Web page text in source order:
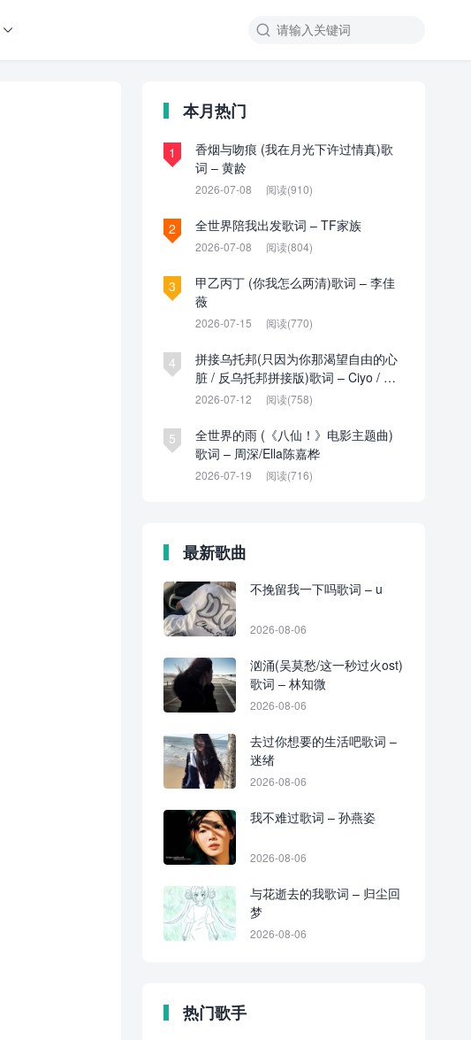

本月热门
1
香烟与吻痕 (我在月光下许过情真)歌
词 – 黄龄
2026-07-08 阅读(910)
2 全世界陪我出发歌词 – TF家族
2026-07-08 阅读(804)
3
甲乙丙丁 (你我怎么两清)歌词 – 李佳
薇
2026-07-15 阅读(770)
4
拼接乌托邦(只因为你那渴望自由的心
脏 / 反乌托邦拼接版)歌词 – Ciyo / 见
过夏天P / 乌托邦P
2026-07-12 阅读(758)
5
全世界的雨 (《八仙！》电影主题曲)
歌词 – 周深/Ella陈嘉桦
2026-07-19 阅读(716)
最新歌曲
不挽留我一下吗歌词 – u
2026-08-06
汹涌(吴莫愁/这一秒过火ost)
歌词 – 林知微
2026-08-06
去过你想要的生活吧歌词 –
迷绪
2026-08-06
我不难过歌词 – 孙燕姿
2026-08-06
与花逝去的我歌词 – 归尘回
梦
2026-08-06
热门歌手